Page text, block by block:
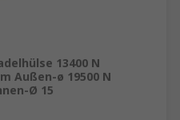
13400 N
Außen-ø 19500 N
Ø 15